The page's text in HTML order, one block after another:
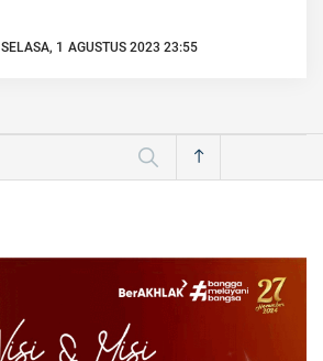
SELASA, 1 AGUSTUS 2023 23:55